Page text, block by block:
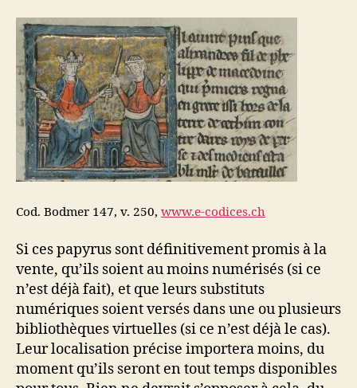
Cod. Bodmer 147, v. 250, www.e-codices.ch
Si ces papyrus sont définitivement promis à la
vente, qu’ils soient au moins numérisés (si ce
n’est déjà fait), et que leurs substituts
numériques soient versés dans une ou plusieurs
bibliothèques virtuelles (si ce n’est déjà le cas).
Leur localisation précise importera moins, du
moment qu’ils seront en tout temps disponibles